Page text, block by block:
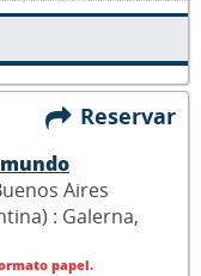
Reservar
Aires
: Galerna,
papel.